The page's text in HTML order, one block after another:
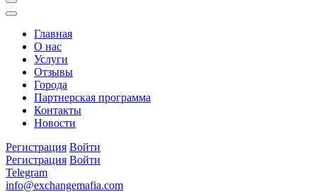
Главная
О нас
Услуги
Отзывы
Города
Партнерская программа
Контакты
Новости
Регистрация Войти
Регистрация Войти
Telegram
info@exchangemafia.com